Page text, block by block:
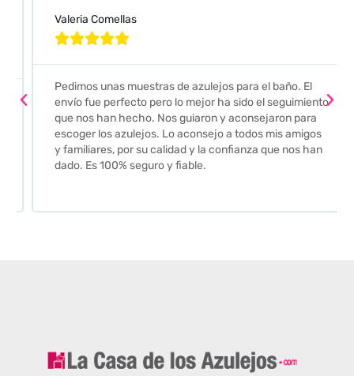
Valeria Comellas

Pedimos unas muestras de azulejos para el baño. El
envío fue perfecto pero lo mejor ha sido el seguimiento
que nos han hecho. Nos guiaron y aconsejaron para
escoger los azulejos. Lo aconsejo a todos mis amigos
y familiares, por su calidad y la confianza que nos han
dado. Es 100% seguro y fiable.